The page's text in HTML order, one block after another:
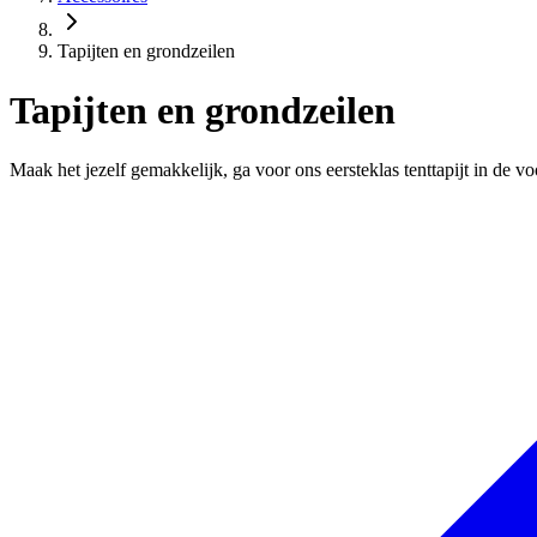
Tapijten en grondzeilen
Tapijten en grondzeilen
Maak het jezelf gemakkelijk, ga voor ons eersteklas tenttapijt in de